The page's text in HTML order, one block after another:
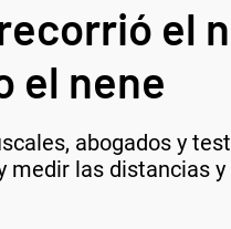
el
el nene
abogados y
las distancias